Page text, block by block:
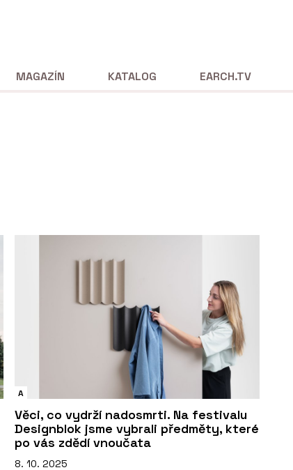
MAGAZÍN KATALOG EARCH.TV
A
Věci, co vydrží nadosmrti. Na festivalu
Designblok jsme vybrali předměty, které
po vás zdědí vnoučata
8. 10. 2025